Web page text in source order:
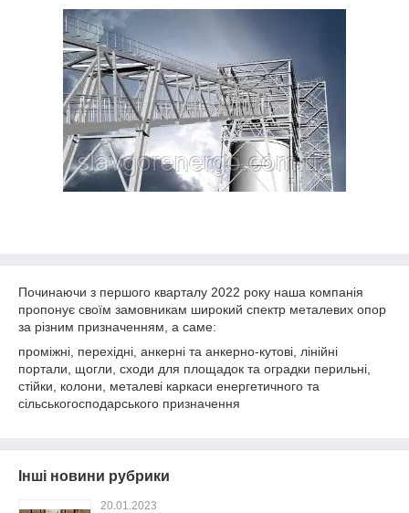
Починаючи з першого кварталу 2022 року наша компанія
пропонує своїм замовникам широкий спектр металевих опор
за різним призначенням, а саме:
проміжні, перехідні, анкерні та анкерно-кутові, лінійні
портали, щогли, сходи для площадок та оградки перильні,
стійки, колони, металеві каркаси енергетичного та
сільськогосподарського призначення
Інші новини рубрики
20.01.2023